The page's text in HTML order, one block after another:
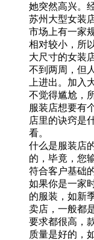
她突然高兴。
苏州大型女装店
市场上有一家
相对较小，所
大尺寸的女装
不到两周，但
上进出。加入
不觉得尴尬，
服装店想要有
店里的诀窍是
看。
什么是服装店
的，毕竟，您
符合客户基础
如果你是一家
的服装，如新
卖店，一般都
要求都很高，
质量是好的，